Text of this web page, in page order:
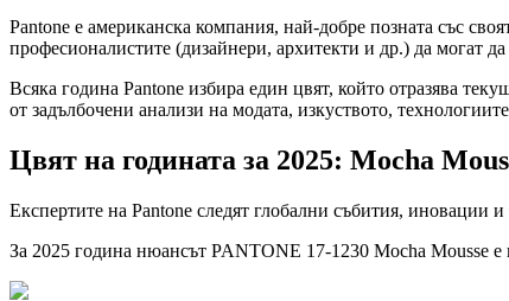
Pantonе e американска компания, най-добре позната със
професионалистите (дизайнери, архитекти и др.) да могат
Всяка година Pantone избира един цвят, който отразява
от задълбочени анализи на модата, изкуството,
Цвят на годината за 2025: Mocha
Експертите на Pantone следят глобални събития, иновации
За 2025 година нюансът PANTONE 17-1230 Mocha Mousse е